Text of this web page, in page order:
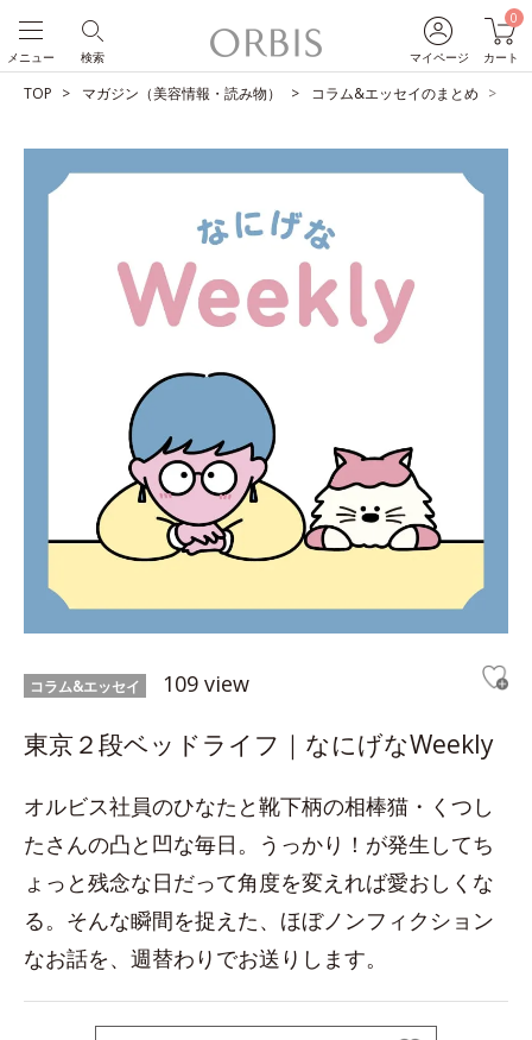
マイページ
0
カート
検索
メニュー
TOP マガジン（美容情報・読み物） コラム&エッセイのまとめ
コラム&エッセイ 109 view
東京２段ベッドライフ｜なにげなWeekly
オルビス社員のひなたと靴下柄の相棒猫・くつし
たさんの凸と凹な毎日。うっかり！が発生してち
ょっと残念な日だって角度を変えれば愛おしくな
る。そんな瞬間を捉えた、ほぼノンフィクション
なお話を、週替わりでお送りします。